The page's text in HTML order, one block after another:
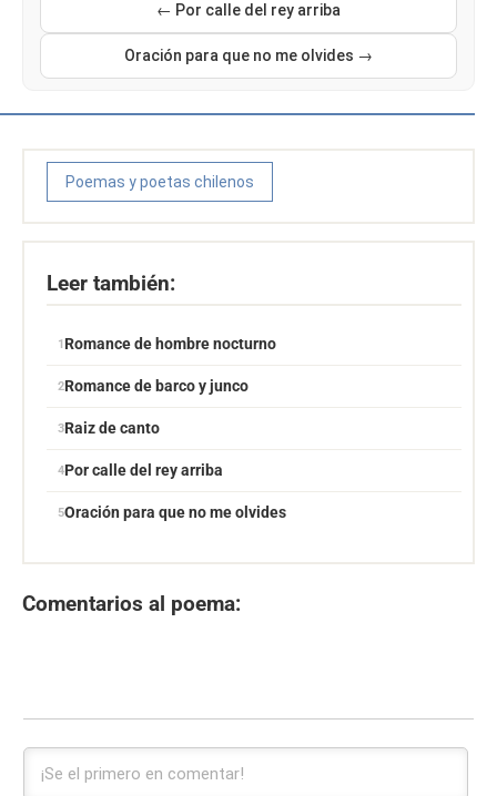
← Por calle del rey arriba
Oración para que no me olvides →
Poemas y poetas chilenos
Leer también:
Romance de hombre nocturno
Romance de barco y junco
Raiz de canto
Por calle del rey arriba
Oración para que no me olvides
Comentarios al poema: